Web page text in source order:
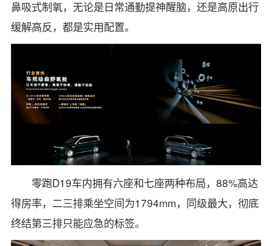
鼻吸式制氧，无论是日常通勤提神醒脑，还是高原出行
缓解高反，都是实用配置。
零跑D19车内拥有六座和七座两种布局，88%高达
得房率，二三排乘坐空间为1794mm，同级最大，彻底
终结第三排只能应急的标签。